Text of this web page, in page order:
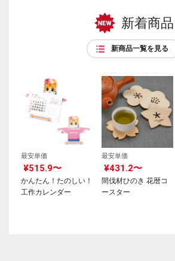
新着商品
新商品一覧を見る
最安単価
¥515.9〜
かんたん！たのしい！
工作カレンダー
最安単価
¥431.2〜
間伐材ひのき 花暦コ
ースター